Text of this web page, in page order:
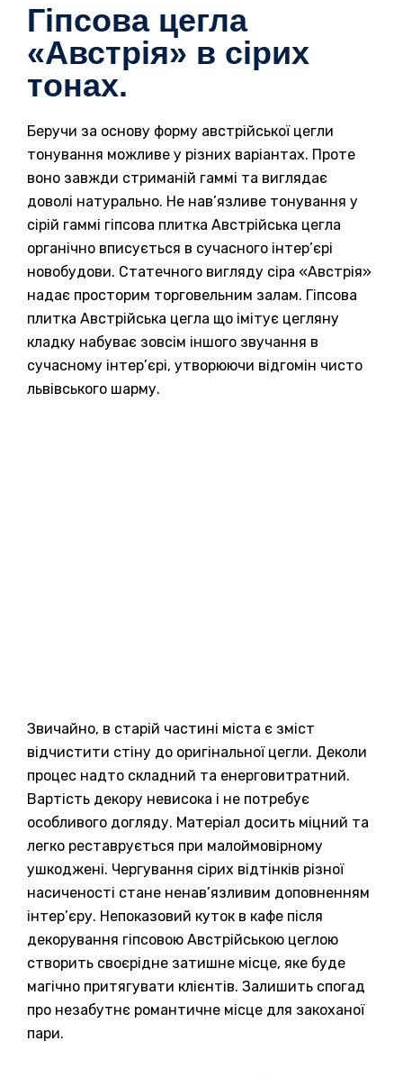
Гіпсова цегла
«Австрія» в сірих
тонах.
Беручи за основу форму австрійської цегли
тонування можливе у різних варіантах. Проте
воно завжди стриманій гаммі та виглядає
доволі натурально. Не нав’язливе тонування у
сірій гаммі гіпсова плитка Австрійська цегла
органічно вписується в сучасного інтер’єрі
новобудови. Статечного вигляду сіра «Австрія»
надає просторим торговельним залам. Гіпсова
плитка Австрійська цегла що імітує цегляну
кладку набуває зовсім іншого звучання в
сучасному інтер’єрі, утворюючи відгомін чисто
львівського шарму.
Звичайно, в старій частині міста є зміст
відчистити стіну до оригінальної цегли. Деколи
процес надто складний та енерговитратний.
Вартість декору невисока і не потребує
особливого догляду. Матеріал досить міцний та
легко реставрується при малоймовірному
ушкоджені. Чергування сірих відтінків різної
насиченості стане ненав’язливим доповненням
інтер’єру. Непоказовий куток в кафе після
декорування гіпсовою Австрійською цеглою
створить своєрідне затишне місце, яке буде
магічно притягувати клієнтів. Залишить спогад
про незабутнє романтичне місце для закоханої
пари.